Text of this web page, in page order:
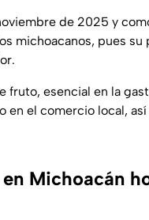
de 2025 y
michoacanos, pues
fruto, esencial en la
en el comercio local,
Michoacán